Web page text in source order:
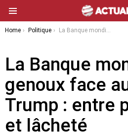
You are here:
Home Politique La Banque mondiale à genoux face au retour de Trump : entre prudence et lâcheté
La Banque
genoux face
Trump : entre
et lâcheté